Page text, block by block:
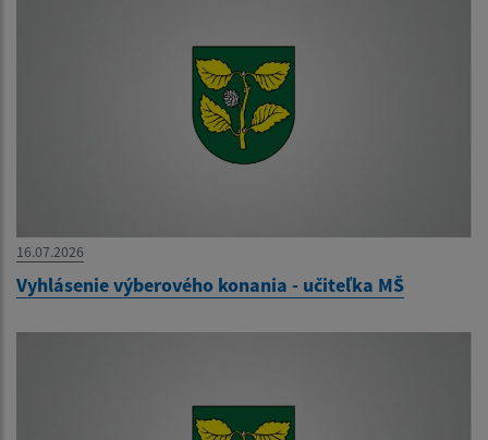
16.07.2026
Vyhlásenie výberového konania - učiteľka MŠ